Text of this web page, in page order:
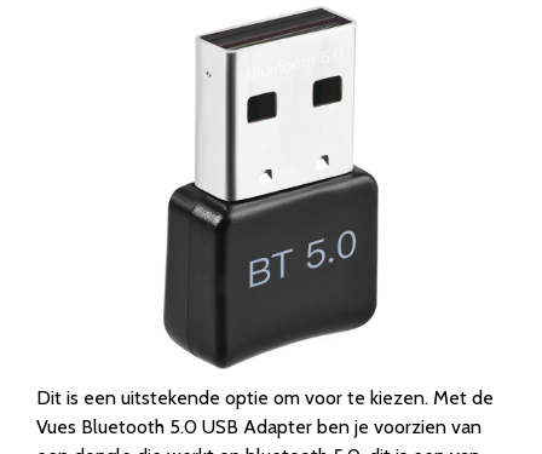
Dit is een uitstekende optie om voor te kiezen. Met de
Vues Bluetooth 5.0 USB Adapter ben je voorzien van